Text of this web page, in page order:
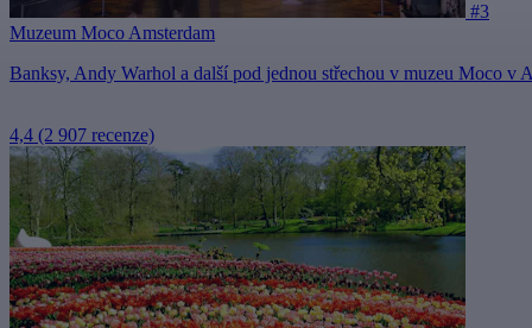
#3
Muzeum Moco Amsterdam
Banksy, Andy Warhol a další pod jednou střechou v muzeu Moco v
4,4 (2 907 recenze)